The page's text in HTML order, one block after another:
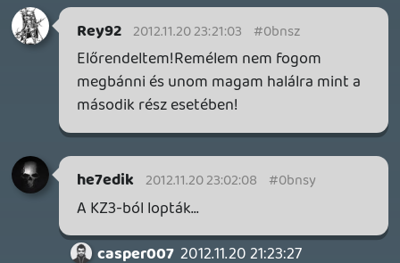
alf22 2012.11.20 19:11:42
2012.11.20 19:11:42
nagyon felcsigázott. Vetekszik a
coddal,hogy melyiket szerezzem be elöbb.